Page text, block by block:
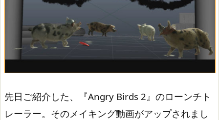
先日ご紹介した、『Angry Birds 2』のローンチト
レーラー。そのメイキング動画がアップされまし